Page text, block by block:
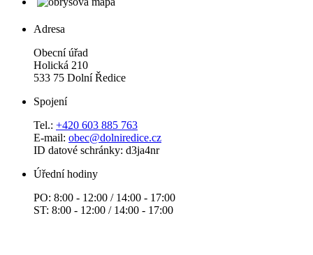
Adresa
Obecní úřad
Holická 210
533 75 Dolní Ředice
Spojení
Tel.: +420 603 885 763
E-mail: obec@dolniredice.cz
ID datové schránky: d3ja4nr
Úřední hodiny
PO: 8:00 - 12:00 / 14:00 - 17:00
ST: 8:00 - 12:00 / 14:00 - 17:00